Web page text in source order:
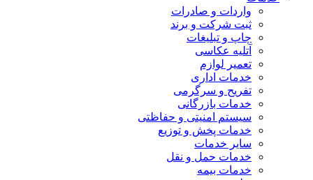
واردات و صادرات
ثبت شرکت و برند
چاپ و تبلیغات
آتلیه عکاسی
تعمیر لوازم
خدمات اداری
تفریح و سرگرمی
خدمات بازرگانی
سیستم امنیتی و حفاظتی
خدمات پخش و توزیع
سایر خدمات
خدمات حمل و نقل
خدمات بیمه